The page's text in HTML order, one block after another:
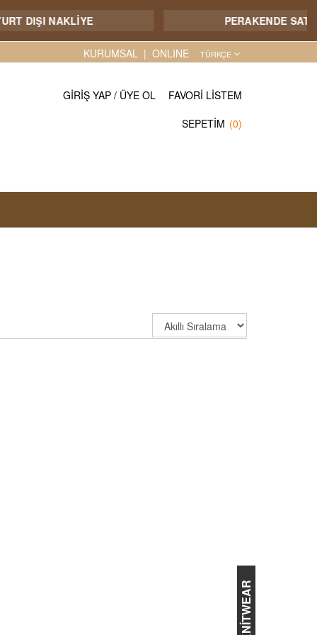
DIŞI NAKLİYE PERAKENDE
KURUMSAL ONLINE TÜRKÇE
GIRIŞ YAP / ÜYE OL
FAVORI LISTEM
SEPETIM (0)